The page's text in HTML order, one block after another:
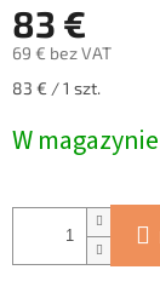
83 €
69 € bez VAT
Cena
83 € / 1 szt.
W magazynie